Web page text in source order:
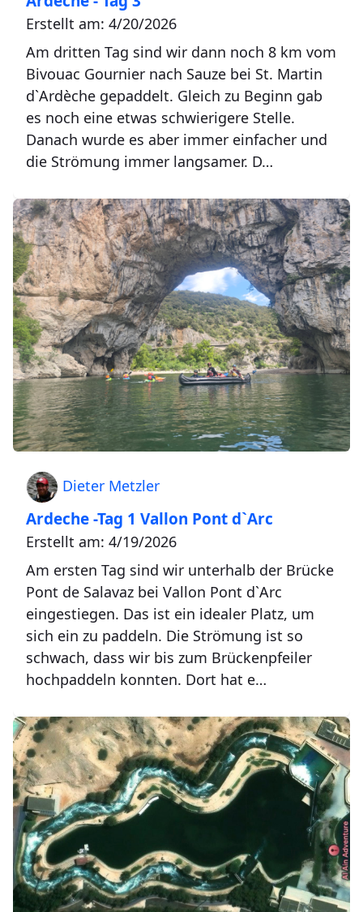
Erstellt am: 4/20/2026
Am dritten Tag sind wir dann noch 8 km vom
Bivouac Gournier nach Sauze bei St. Martin
d`Ardèche gepaddelt. Gleich zu Beginn gab
es noch eine etwas schwierigere Stelle.
Danach wurde es aber immer einfacher und
die Strömung immer langsamer. D…
Dieter Metzler
Ardeche -Tag 1 Vallon Pont d`Arc
Erstellt am: 4/19/2026
Am ersten Tag sind wir unterhalb der Brücke
Pont de Salavaz bei Vallon Pont d`Arc
eingestiegen. Das ist ein idealer Platz, um
sich ein zu paddeln. Die Strömung ist so
schwach, dass wir bis zum Brückenpfeiler
hochpaddeln konnten. Dort hat e…